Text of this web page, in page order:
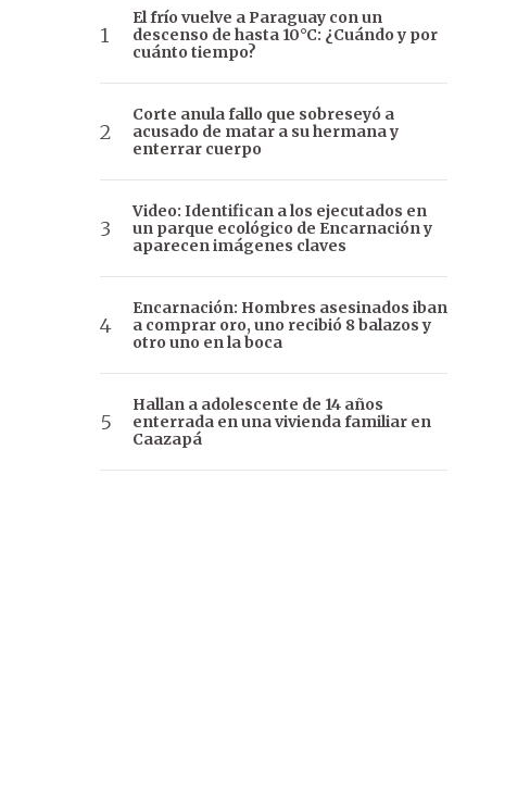
El frío vuelve a Paraguay con un
descenso de hasta 10°C: ¿Cuándo y por
cuánto tiempo?
Corte anula fallo que sobreseyó a
acusado de matar a su hermana y
enterrar cuerpo
Video: Identifican a los ejecutados en
un parque ecológico de Encarnación y
aparecen imágenes claves
Encarnación: Hombres asesinados iban
a comprar oro, uno recibió 8 balazos y
otro uno en la boca
Hallan a adolescente de 14 años
enterrada en una vivienda familiar en
Caazapá